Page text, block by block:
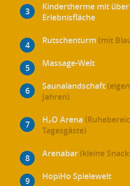
Kindertherme mit über
Erlebnisfläche
Rutschenturm (mit
Massage-Welt
Saunalandschaft
Jahren)
H₂O Arena
Tagesgäste)
Arenabar (kleine
HopiHo Spielewelt